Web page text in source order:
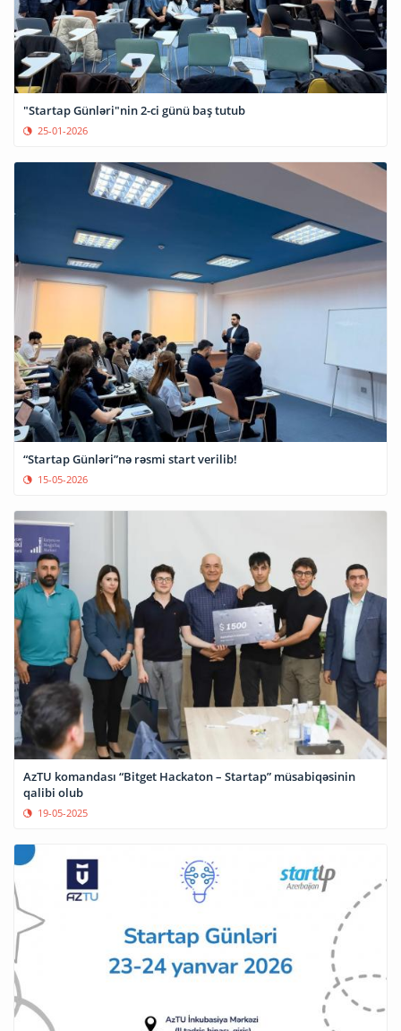
"Startap Günləri"nin 2-ci günü baş tutub
25-01-2026
“Startap Günləri”nə rəsmi start verilib!
15-05-2026
AzTU komandası “Bitget Hackaton – Startap” müsabiqəsinin
qalibi olub
19-05-2025